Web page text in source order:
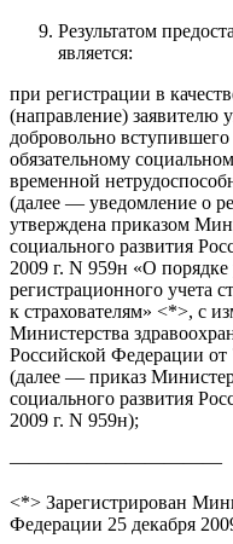
Результатом
является:
при регистрации в
(направление) заявителю
добровольно
обязательному
временной
(далее — уведомление о
утверждена приказом
социального развития
2009 г. N 959н «О
регистрационного учета
к страхователям» <*>, с
Министерства
Российской Федерации от
(далее — приказ
социального развития
2009 г. N 959н);
———————————
<*> Зарегистрирован
Федерации 25 декабря